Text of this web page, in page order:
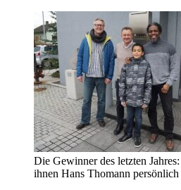
Die Gewinner des letzten
ihnen Hans Thomann persönlich